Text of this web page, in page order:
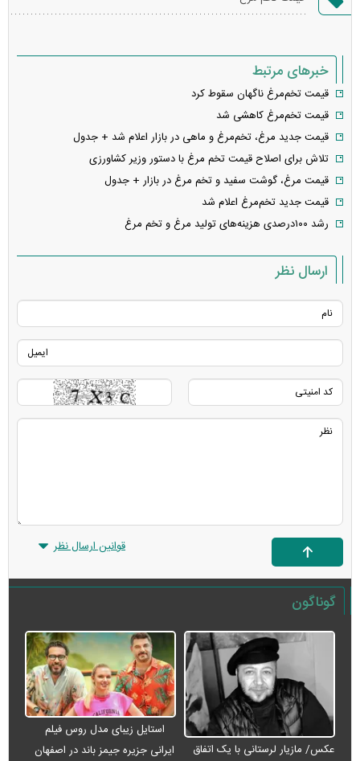
خطا
خبرهای مرتبط
قیمت تخم‌مرغ ناگهان سقوط کرد
قیمت تخم‌مرغ کاهشی شد
قیمت جدید مرغ، تخم‌مرغ و ماهی در بازار اعلام شد + جدول
تلاش برای اصلاح قیمت تخم مرغ با دستور وزیر کشاورزی
قیمت مرغ، گوشت سفید و تخم مرغ در بازار + جدول
قیمت جدید تخم‌مرغ اعلام شد
رشد ۱۰۰درصدی هزینه‌های تولید مرغ و تخم مرغ
ارسال نظر
قوانین ارسال نظر
گوناگون
عکس/ مازیار لرستانی با یک اتفاق
استایل زیبای مدل روس فیلم
ایرانی جزیره جیمز باند در اصفهان